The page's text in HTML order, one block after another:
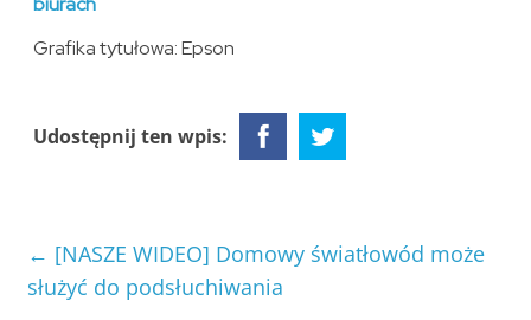
Grafika tytułowa: Epson
Udostępnij ten wpis:
← [NASZE WIDEO] Domowy światłowód może
służyć do podsłuchiwania